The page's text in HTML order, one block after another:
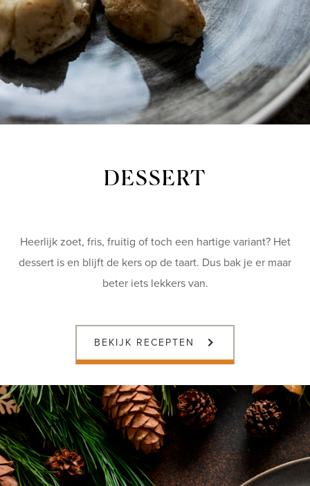
DESSERT
Heerlijk zoet, fris, fruitig of toch een hartige variant? Het
dessert is en blijft de kers op de taart. Dus bak je er maar
beter iets lekkers van.
BEKIJK RECEPTEN